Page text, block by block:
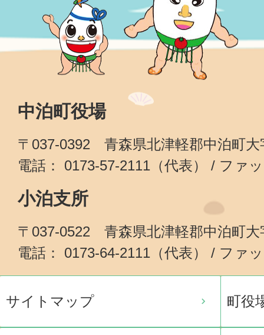
中泊町役場
〒037-0392 青森県北津軽郡中泊町大
電話： 0173-57-2111（代表） / ファ
小泊支所
〒037-0522 青森県北津軽郡中泊町大
電話： 0173-64-2111（代表） / ファ
サイトマップ 町役